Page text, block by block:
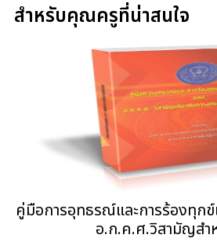
สำหรับคุณครูที่น่าสนใจ
คู่มือการอุทธรณ์และการร้องทุก
อ.ก.ค.ศ.วิสามัญสำ